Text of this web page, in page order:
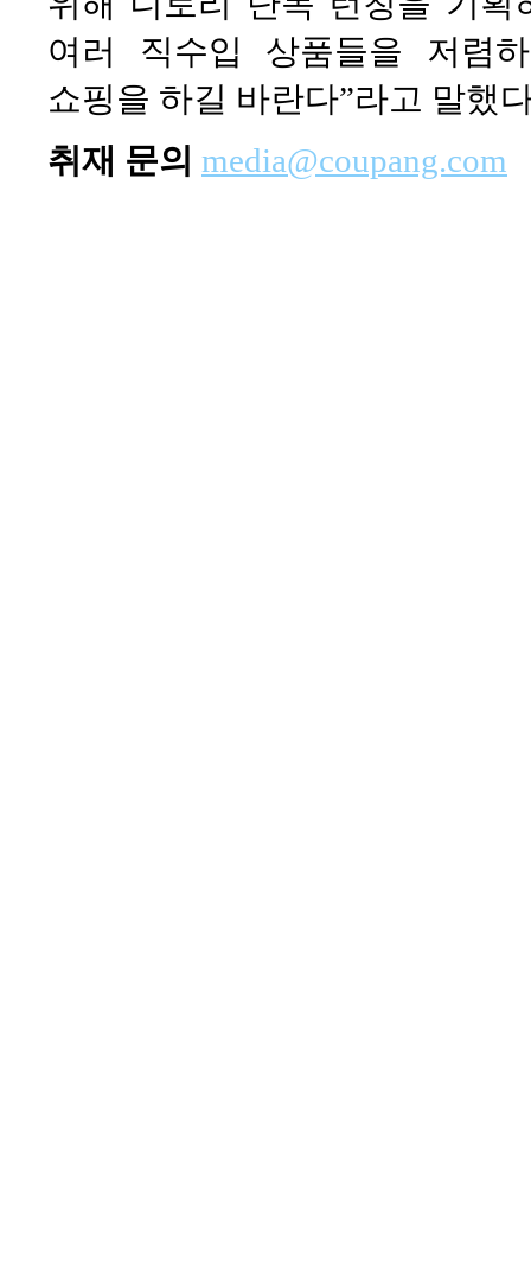
여러 직수입 상품들을 저렴
쇼핑을 하길 바란다”라고 말했
취재 문의 media@coupang.com